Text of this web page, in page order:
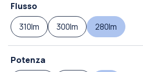
Flusso
310lm
300lm 280lm
Potenza